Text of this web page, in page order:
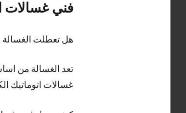
فني غسالات
هل تعطلت الغسالة
تعد الغسالة من
غسالات اتوماتيك